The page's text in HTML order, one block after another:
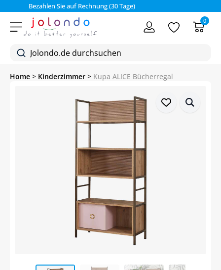
Bezahlen Sie auf Rechnung (30 Tage)
0
Home > Kinderzimmer > Kupa ALICE Bücherregal